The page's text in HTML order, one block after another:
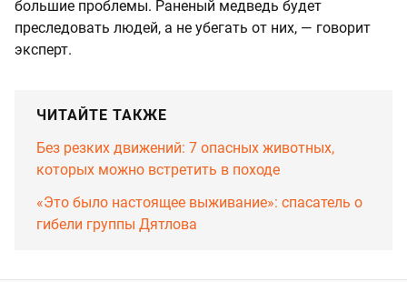
большие проблемы. Раненый медведь будет
преследовать людей, а не убегать от них, — говорит
эксперт.
ЧИТАЙТЕ ТАКЖЕ
Без резких движений: 7 опасных животных,
которых можно встретить в походе
«Это было настоящее выживание»: спасатель о
гибели группы Дятлова